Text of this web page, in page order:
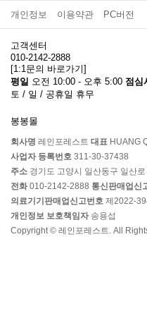
개인정보 이용약관 PC버전
고객센터
010-2142-2888
[1:1문의 바로가기]
평일 오전 10:00 - 오후 5:00 점심
토 / 일 / 공휴일 휴무
봉봉몰
회사명 레인포레스트 대표 HUANG
사업자 등록번호 311-30-37438
주소 경기도 고양시 일산동구 일산
전화 010-2142-2888 통신판매업신
의료기기판매업신고번호 제2022-
개인정보 보호책임자 송용섭
Copyright © 레인포레스트. All